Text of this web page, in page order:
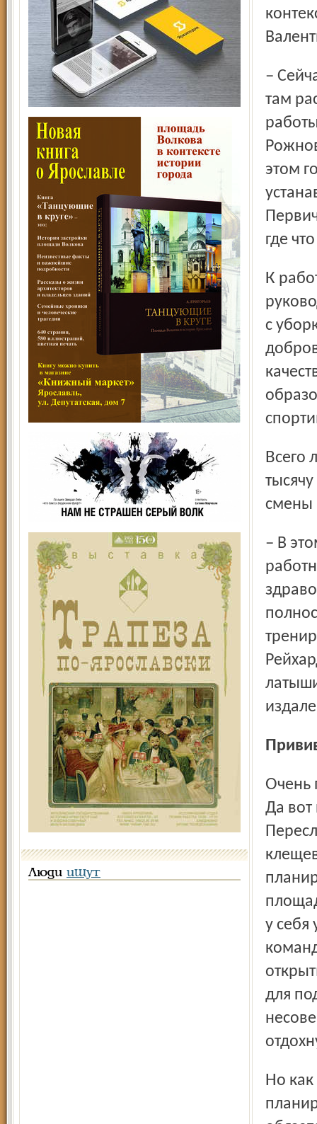
Люди ищут
– Сейчас мы ремонтируем здание, где есть отопление, –
там
этом
где
К работам, пусть это и косметический ремонт,
с
Всего лагерь имени Матросова собирается принять
смены
– В этом году мы в основном принимаем детей
Очень популярны среди подростков палаточные лагеря.
Да вот
у себя
для
Но как быть с клещами? Выход один: если ребёнок